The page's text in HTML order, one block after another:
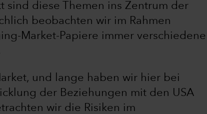
sind diese Themen ins Zentrum der
beobachten wir im Rahmen
Market-Papiere immer verschiedene
und lange haben wir hier bei
der Beziehungen mit den USA
wir die Risiken im